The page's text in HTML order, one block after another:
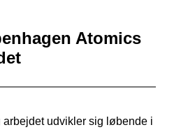
Atomics
udvikler sig løbende i